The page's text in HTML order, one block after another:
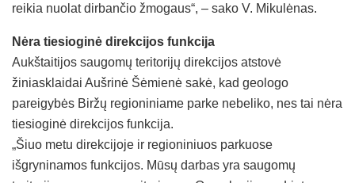
reikia nuolat dirbančio žmogaus“, – sako V. Mikulėnas.
Nėra tiesioginė direkcijos funkcija
Aukštaitijos saugomų teritorijų direkcijos atstovė
žiniasklaidai Aušrinė Šėmienė sakė, kad geologo
pareigybės Biržų regioniniame parke nebeliko, nes tai nėra
tiesioginė direkcijos funkcija.
„Šiuo metu direkcijoje ir regioniniuos parkuose
išgryninamos funkcijos. Mūsų darbas yra saugomų